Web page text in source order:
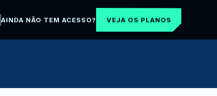
AINDA NÃO TEM ACESSO? VEJA OS PLANOS